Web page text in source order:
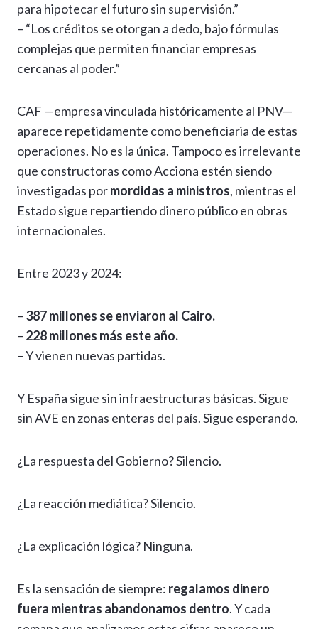
para hipotecar el futuro sin supervisión.”
– “Los créditos se otorgan a dedo, bajo fórmulas
complejas que permiten financiar empresas
cercanas al poder.”
CAF —empresa vinculada históricamente al PNV—
aparece repetidamente como beneficiaria de estas
operaciones. No es la única. Tampoco es irrelevante
que constructoras como Acciona estén siendo
investigadas pormordidas a ministros, mientras el
Estado sigue repartiendo dinero público en obras
internacionales.
Entre 2023 y 2024:
– 387 millones se enviaron al Cairo.
– 228 millones más este año.
– Y vienen nuevas partidas.
Y España sigue sin infraestructuras básicas. Sigue
sin AVE en zonas enteras del país. Sigue esperando.
¿La respuesta del Gobierno? Silencio.
¿La reacción mediática? Silencio.
¿La explicación lógica? Ninguna.
Es la sensación de siempre: regalamos dinero
fuera mientras abandonamos dentro. Y cada